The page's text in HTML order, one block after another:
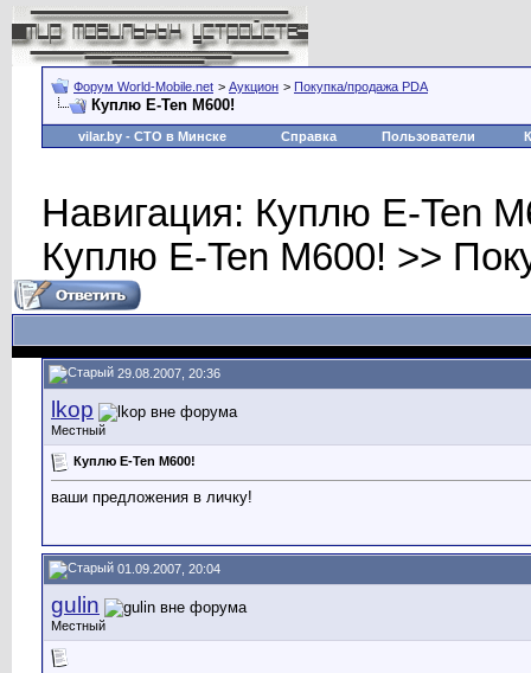
Форум World-Mobile.net > Аукцион > Покупка/продажа PDA
Куплю E-Ten M600!
vilar.by - СТО в Минске Справка Пользователи
Навигация: Куплю E-Ten
Куплю E-Ten M600! >>
29.08.2007, 20:36
lkop
Местный
Куплю E-Ten M600!
ваши предложения в личку!
01.09.2007, 20:04
gulin
Местный